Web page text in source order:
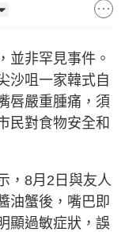
並非罕見事件。
沙咀一家韓式自
唇嚴重腫痛，須
民對食物安全和
，8月2日與友人
油蟹後，嘴巴即
顯過敏症狀，誤